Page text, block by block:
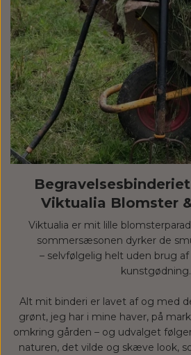
Viktualia Blomster
Viktualia er mit lille
sommersæsonen dyrker de
– selvfølgelig helt uden brug
kunstgødning.
Alt mit binderi er lavet af og med
grønt, jeg har i mine haver, på
omkring gården – og udvalget
naturen, det vilde og skæve look,